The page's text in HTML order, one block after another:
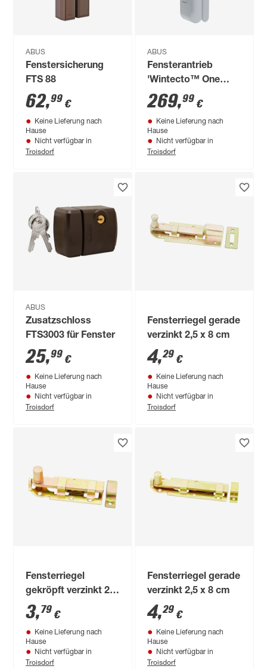
ABUS
Fenstersicherung
FTS 88
62,99 €
Keine Lieferung nach
Hause
Nicht verfügbar in
Troisdorf
ABUS
Fensterantrieb
'Wintecto™ One
FCA4100' silber
269,99 €
Keine Lieferung nach
Hause
Nicht verfügbar in
Troisdorf
ABUS
Zusatzschloss
FTS3003 für Fenster
25,99 €
Keine Lieferung nach
Hause
Nicht verfügbar in
Troisdorf
Fensterriegel gerade
verzinkt 2,5 x 8 cm
4,29 €
Keine Lieferung nach
Hause
Nicht verfügbar in
Troisdorf
Fensterriegel
gekröpft verzinkt 2,5
x 6 cm
3,79 €
Keine Lieferung nach
Hause
Nicht verfügbar in
Troisdorf
Fensterriegel gerade
verzinkt 2,5 x 8 cm
4,29 €
Keine Lieferung nach
Hause
Nicht verfügbar in
Troisdorf